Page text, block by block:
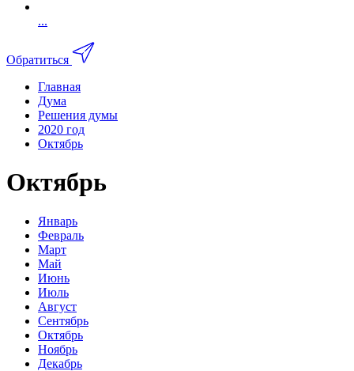
...
Обратиться
Главная
Дума
Решения думы
2020 год
Октябрь
Октябрь
Январь
Февраль
Март
Май
Июнь
Июль
Август
Сентябрь
Октябрь
Ноябрь
Декабрь